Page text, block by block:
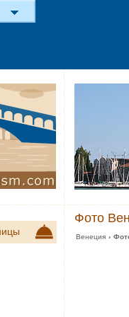
Фото
Венеция ›